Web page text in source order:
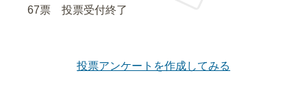
67票 投票受付終了
投票アンケートを作成してみる